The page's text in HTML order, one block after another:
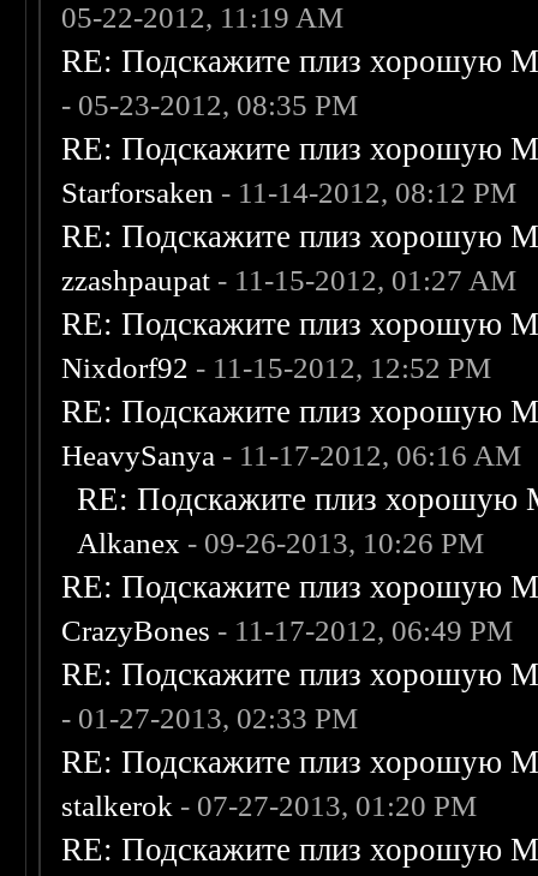
05-22-2012, 11:19 AM
RE: Подскажите плиз хорошую
- 05-23-2012, 08:35 PM
RE: Подскажите плиз хорошую
Starforsaken - 11-14-2012, 08:12 PM
RE: Подскажите плиз хорошую
zzashpaupat - 11-15-2012, 01:27 AM
RE: Подскажите плиз хорошую
Nixdorf92 - 11-15-2012, 12:52 PM
RE: Подскажите плиз хорошую
HeavySanya - 11-17-2012, 06:16 AM
RE: Подскажите плиз хорошую
Alkanex - 09-26-2013, 10:26 PM
RE: Подскажите плиз хорошую
CrazyBones - 11-17-2012, 06:49 PM
RE: Подскажите плиз хорошую
- 01-27-2013, 02:33 PM
RE: Подскажите плиз хорошую
stalkerok - 07-27-2013, 01:20 PM
RE: Подскажите плиз хорошую